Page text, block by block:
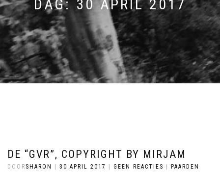
DAG: 30 APRIL 2017
DE “GVR”, COPYRIGHT BY MIRJAM
DOOR SHARON 30 APRIL 2017 GEEN REACTIES PAARDEN